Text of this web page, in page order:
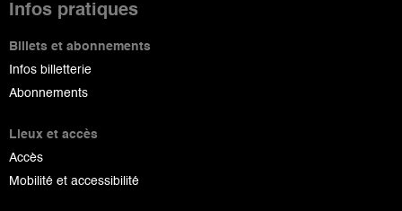
Infos pratiques
Billets et abonnements
Infos billetterie
Abonnements
Lieux et accès
Accès
Mobilité et accessibilité